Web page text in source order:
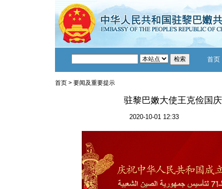
首页
首页 > 要闻及重要提示
驻黎巴嫩大使王克俭国
2020-10-01 12:33